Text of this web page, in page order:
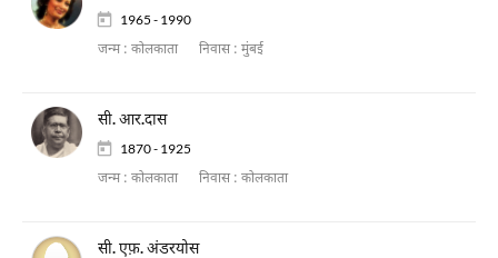
1965 - 1990
जन्म : कोलकाता निवास : मुंबई
सी. आर.दास
1870 - 1925
जन्म : कोलकाता निवास : कोलकाता
सी. एफ़. अंडरयोस